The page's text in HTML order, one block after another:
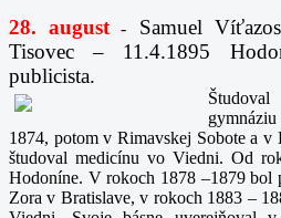
28. august -
Samuel
Tisovec – 11.4.1895
publicista.
1874, potom v Rimavskej Sobote a
študoval medicínu vo Viedni. Od
Hodoníne. V rokoch 1878 –1879 bol
Zora v Bratislave, v rokoch 1883 –